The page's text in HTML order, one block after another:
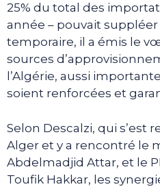
25% du total des
année – pouvait
temporaire, il a émis le
sources
l’Algérie, aussi
soient renforcées et
Selon Descalzi, qui s’est
Alger et y a rencontré le
Abdelmadjid Attar, et le
Toufik Hakkar, les